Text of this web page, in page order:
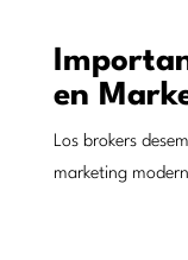
en
Los brokers
marketing